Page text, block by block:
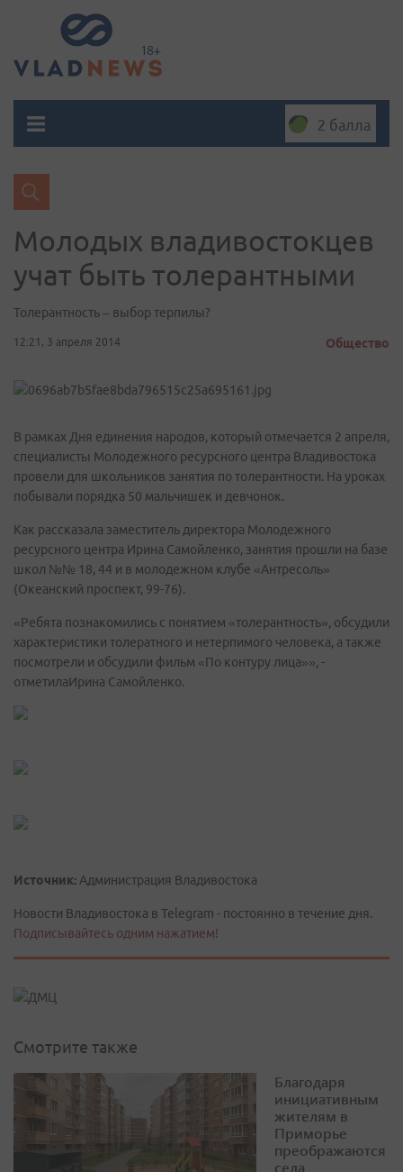
2 балла
Молодых владивостокцев
учат быть толерантными
Толерантность – выбор терпилы?
12:21, 3 апреля 2014 Общество
В рамках Дня единения народов, который отмечается 2 апреля,
специалисты Молодежного ресурсного центра Владивостока
провели для школьников занятия по толерантности. На уроках
побывали порядка 50 мальчишек и девчонок.
Как рассказала заместитель директора Молодежного
ресурсного центра Ирина Самойленко, занятия прошли на базе
школ №№ 18, 44 и в молодежном клубе «Антресоль»
(Океанский проспект, 99-76).
«Ребята познакомились с понятием «толерантность», обсудили
характеристики толератного и нетерпимого человека, а также
посмотрели и обсудили фильм «По контуру лица»», -
отметилаИрина Самойленко.
Источник: Администрация Владивостока
Новости Владивостока в Telegram - постоянно в течение дня.
Подписывайтесь одним нажатием!
Смотрите также
Благодаря
инициативным
жителям в
Приморье
преображаются
села